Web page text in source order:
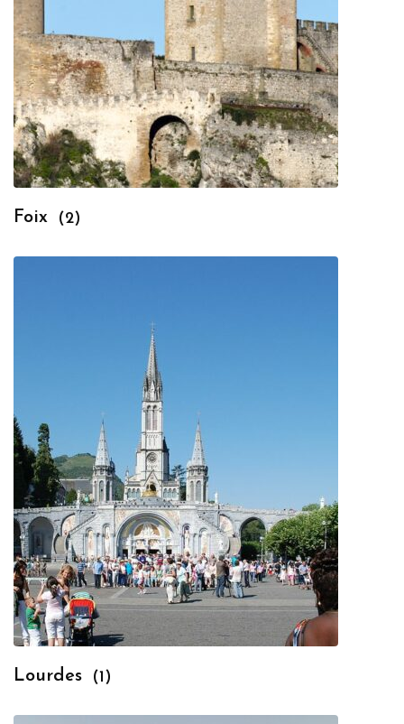
Foix (2)
Lourdes (1)